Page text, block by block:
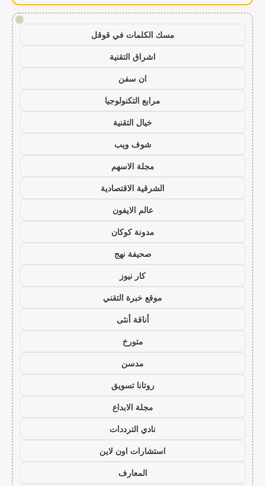
!
مسك الكلمات في قوقل
اشراق التقنية
ان سفن
مرابع التكنولوجيا
خيال التقنية
شوف ويب
مجلة الاسهم
الشرقية الاقتصادية
عالم الايفون
مدونة كوكان
صحيفة نهج
كار نيوز
موقع خبرة التقني
أناقة أنثى
متورخ
مدسن
روتانا تسويق
مجلة الابداع
نادي الترددات
استشارات اون لاين
المعارف